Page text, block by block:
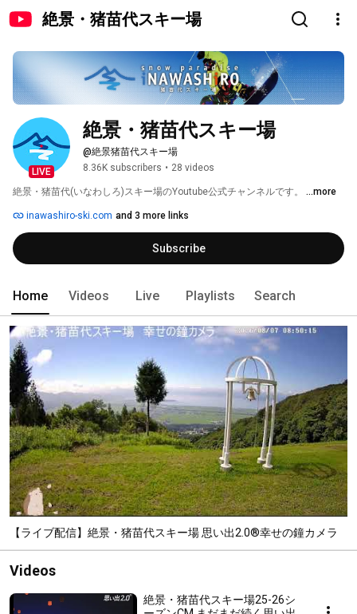
絶景・猪苗代スキー場
LIVE
絶景・猪苗代スキー場
@絶景猪苗代スキー場
8.36K subscribers • 28 videos
絶景・猪苗代(いなわしろ)スキー場のYoutube公式チャンネルです。 ...more
inawashiro-ski.com and 3 more links
Subscribe
Home Videos Live Playlists Search
【ライブ配信】絶景・猪苗代スキー場 思い出2.0®幸せの鐘カメラ
Videos
絶景・猪苗代スキー場25-26シ